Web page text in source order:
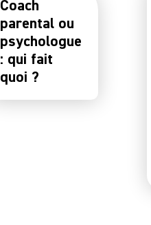
Coach
parental ou
psychologue
: qui fait
quoi ?